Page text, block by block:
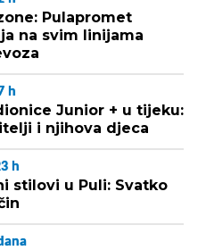
Pulapromet
na svim linijama
h
Junior + u tijeku:
i njihova djeca
h
stilovi u Puli: Svatko